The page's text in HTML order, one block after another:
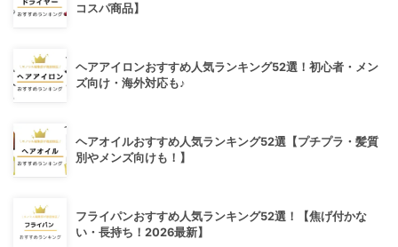
コスパ商品】
ヘアアイロンおすすめ人気ランキング52選！初心者・メン
ズ向け・海外対応も♪
ヘアオイルおすすめ人気ランキング52選【プチプラ・髪質
別やメンズ向けも！】
フライパンおすすめ人気ランキング52選！【焦げ付かな
い・長持ち！2026最新】